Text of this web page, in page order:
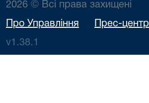
2026 © Всі права захищені
Про Управління Прес-центр
v1.38.1